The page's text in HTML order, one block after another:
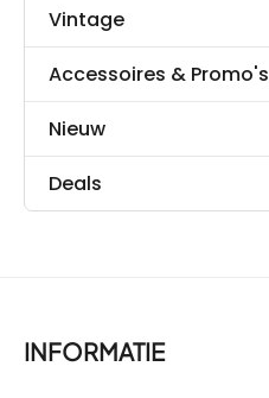
Vintage
Accessoires & Promo's
Nieuw
Deals
INFORMATIE